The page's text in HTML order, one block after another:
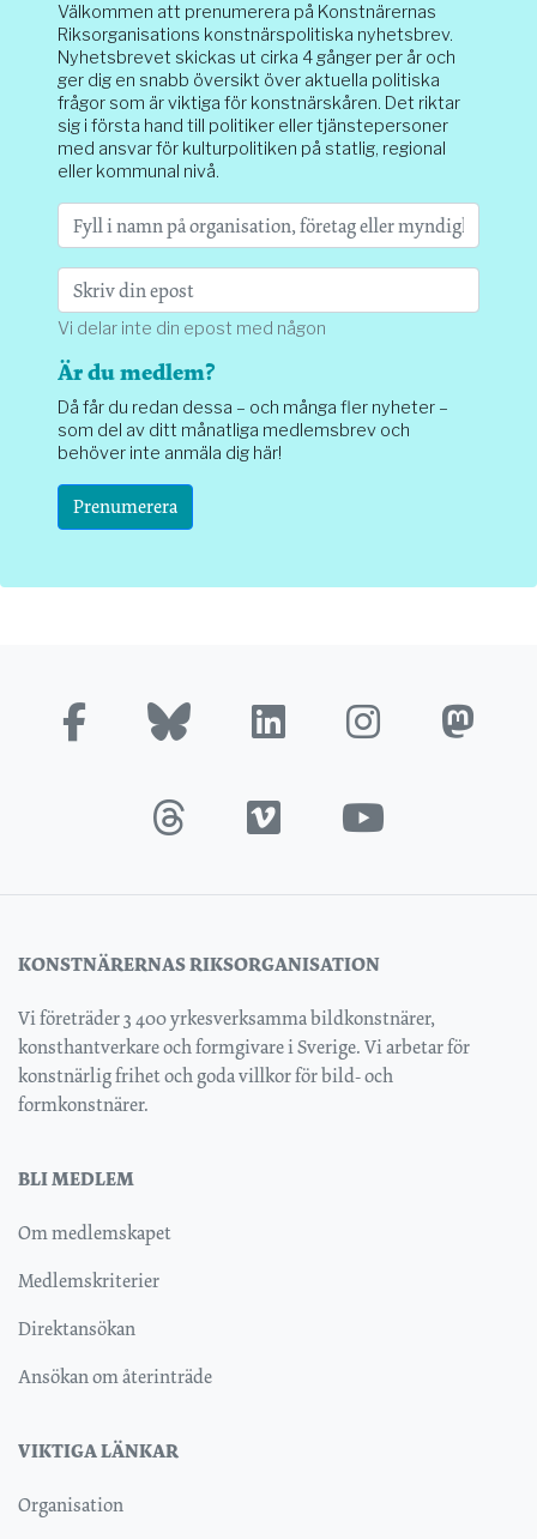
Välkommen att prenumerera på Konstnärernas
Riksorganisations konstnärspolitiska nyhetsbrev.
Nyhetsbrevet skickas ut cirka 4 gånger per år och
ger dig en snabb översikt över aktuella politiska
frågor som är viktiga för konstnärskåren. Det riktar
sig i första hand till politiker eller tjänstepersoner
med ansvar för kulturpolitiken på statlig, regional
eller kommunal nivå.
Vi delar inte din epost med någon
Är du medlem?
Då får du redan dessa – och många fler nyheter –
som del av ditt månatliga medlemsbrev och
behöver inte anmäla dig här!
Prenumerera
KONSTNÄRERNAS RIKSORGANISATION
Vi företräder 3 400 yrkesverksamma bildkonstnärer,
konsthantverkare och formgivare i Sverige. Vi arbetar för
konstnärlig frihet och goda villkor för bild- och
formkonstnärer.
BLI MEDLEM
Om medlemskapet
Medlemskriterier
Direktansökan
Ansökan om återinträde
VIKTIGA LÄNKAR
Organisation